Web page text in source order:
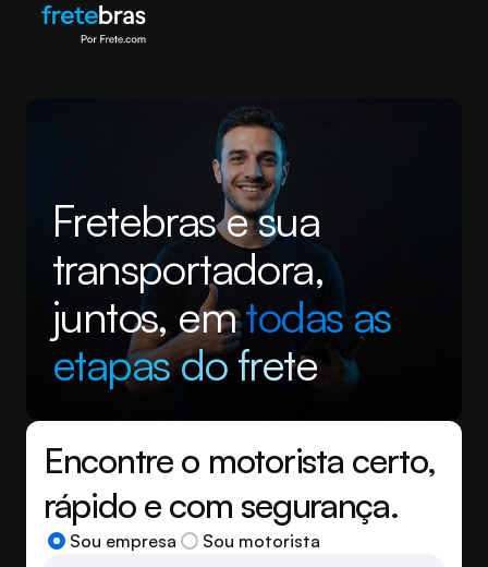
Fretebras e sua
transportadora,
juntos, em todas as
etapas do frete
Encontre o motorista certo,
rápido e com segurança.
Sou empresa Sou motorista